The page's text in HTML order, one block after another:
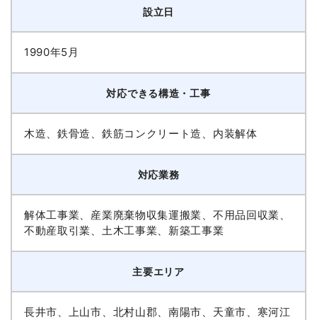
設立日
1990年5月
対応できる構造・工事
木造、鉄骨造、鉄筋コンクリート造、内装解体
対応業務
解体工事業、産業廃棄物収集運搬業、不用品回収業、
不動産取引業、土木工事業、新築工事業
主要エリア
長井市、上山市、北村山郡、南陽市、天童市、寒河江